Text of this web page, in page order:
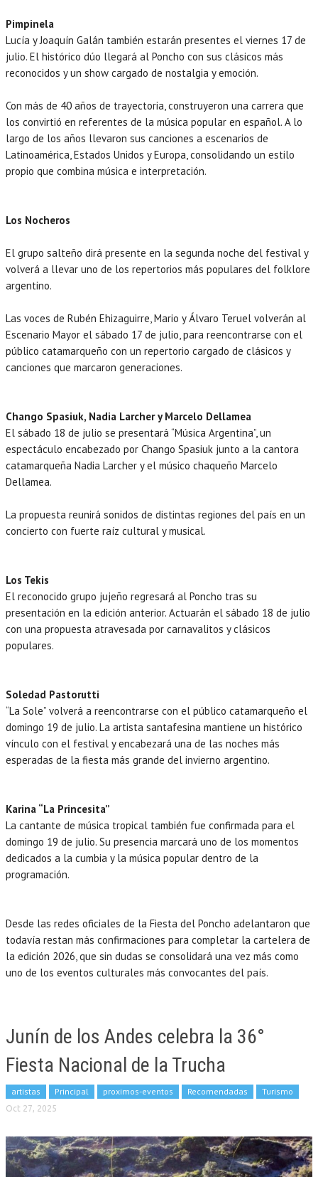
Pimpinela
Lucía y Joaquín Galán también estarán presentes el viernes 17 de
julio. El histórico dúo llegará al Poncho con sus clásicos más
reconocidos y un show cargado de nostalgia y emoción.
Con más de 40 años de trayectoria, construyeron una carrera que
los convirtió en referentes de la música popular en español. A lo
largo de los años llevaron sus canciones a escenarios de
Latinoamérica, Estados Unidos y Europa, consolidando un estilo
propio que combina música e interpretación.
Los Nocheros
El grupo salteño dirá presente en la segunda noche del festival y
volverá a llevar uno de los repertorios más populares del folklore
argentino.
Las voces de Rubén Ehizaguirre, Mario y Álvaro Teruel volverán al
Escenario Mayor el sábado 17 de julio, para reencontrarse con el
público catamarqueño con un repertorio cargado de clásicos y
canciones que marcaron generaciones.
Chango Spasiuk, Nadia Larcher y Marcelo Dellamea
El sábado 18 de julio se presentará “Música Argentina”, un
espectáculo encabezado por Chango Spasiuk junto a la cantora
catamarqueña Nadia Larcher y el músico chaqueño Marcelo
Dellamea.
La propuesta reunirá sonidos de distintas regiones del país en un
concierto con fuerte raíz cultural y musical.
Los Tekis
El reconocido grupo jujeño regresará al Poncho tras su
presentación en la edición anterior. Actuarán el sábado 18 de julio
con una propuesta atravesada por carnavalitos y clásicos
populares.
Soledad Pastorutti
“La Sole” volverá a reencontrarse con el público catamarqueño el
domingo 19 de julio. La artista santafesina mantiene un histórico
vínculo con el festival y encabezará una de las noches más
esperadas de la fiesta más grande del invierno argentino.
Karina “La Princesita”
La cantante de música tropical también fue confirmada para el
domingo 19 de julio. Su presencia marcará uno de los momentos
dedicados a la cumbia y la música popular dentro de la
programación.
Desde las redes oficiales de la Fiesta del Poncho adelantaron que
todavía restan más confirmaciones para completar la cartelera de
la edición 2026, que sin dudas se consolidará una vez más como
uno de los eventos culturales más convocantes del país.
Junín de los Andes celebra la 36°
Fiesta Nacional de la Trucha
artistas Principal proximos-eventos Recomendadas Turismo
Oct 27, 2025